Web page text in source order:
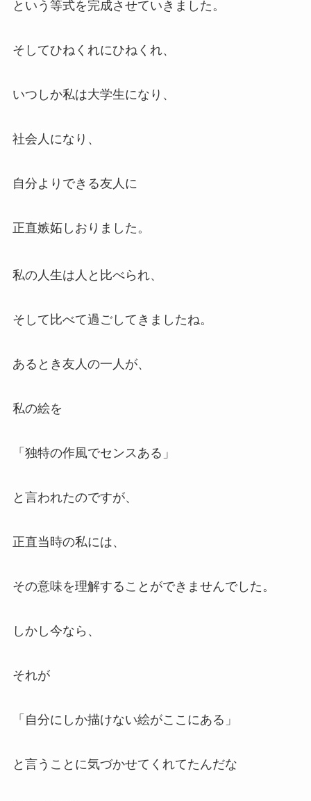
という等式を完成させていきました。
そしてひねくれにひねくれ、
いつしか私は大学生になり、
社会人になり、
自分よりできる友人に
正直嫉妬しおりました。
私の人生は人と比べられ、
そして比べて過ごしてきましたね。
あるとき友人の一人が、
私の絵を
「独特の作風でセンスある」
と言われたのですが、
正直当時の私には、
その意味を理解することができませんでした。
しかし今なら、
それが
「自分にしか描けない絵がここにある」
と言うことに気づかせてくれてたんだな